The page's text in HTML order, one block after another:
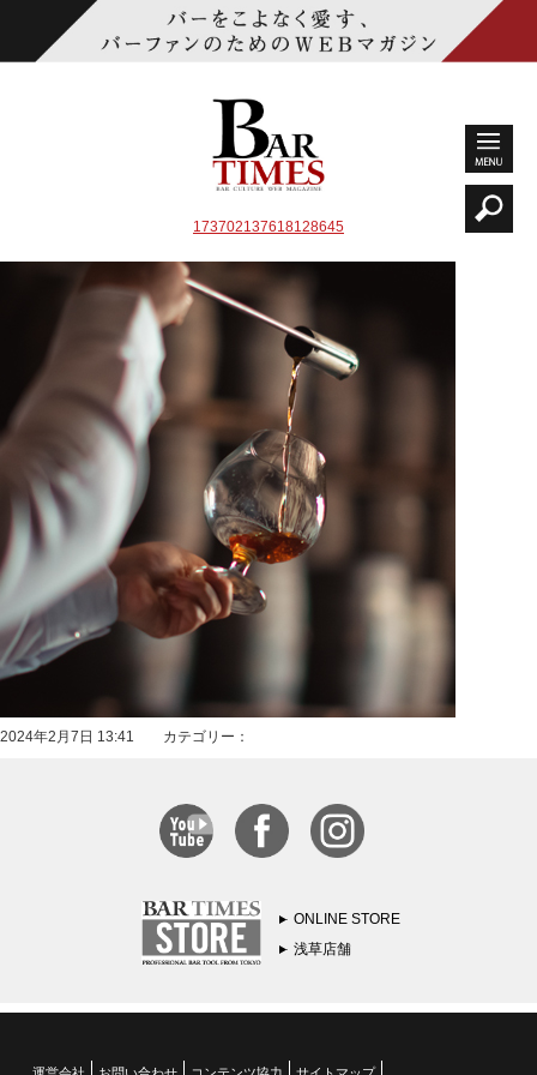
173702137618128645
2024年2月7日 13:41 カテゴリー：
ONLINE STORE
浅草店舗